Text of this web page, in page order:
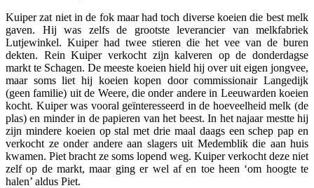
Kuiper zat niet in de fok maar had toch diverse koeien die best melk
gaven. Hij was zelfs de grootste leverancier van melkfabriek
Lutjewinkel. Kuiper had twee stieren die het vee van de buren
dekten. Rein Kuiper verkocht zijn kalveren op de donderdagse
markt te Schagen. De meeste koeien hield hij over uit eigen jongvee,
maar soms liet hij koeien kopen door commissionair Langedijk
(geen familie) uit de Weere, die onder andere in Leeuwarden koeien
kocht. Kuiper was vooral geïnteresseerd in de hoeveelheid melk (de
plas) en minder in de papieren van het beest. In het najaar mestte hij
zijn mindere koeien op stal met drie maal daags een schep pap en
verkocht ze onder andere aan slagers uit Medemblik die aan huis
kwamen. Piet bracht ze soms lopend weg. Kuiper verkocht deze niet
zelf op de markt, maar ging er wel af en toe heen ‘om hoogte te
halen’ aldus Piet.